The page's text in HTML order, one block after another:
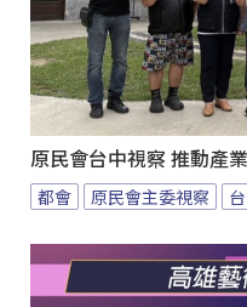
原民會台中視察 推動產
都會 原民會主委視察